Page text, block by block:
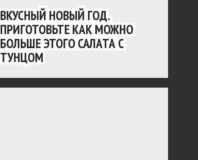
ВКУСНЫЙ НОВЫЙ ГОД.
ПРИГОТОВЬТЕ КАК МОЖНО
БОЛЬШЕ ЭТОГО САЛАТА С
ТУНЦОМ